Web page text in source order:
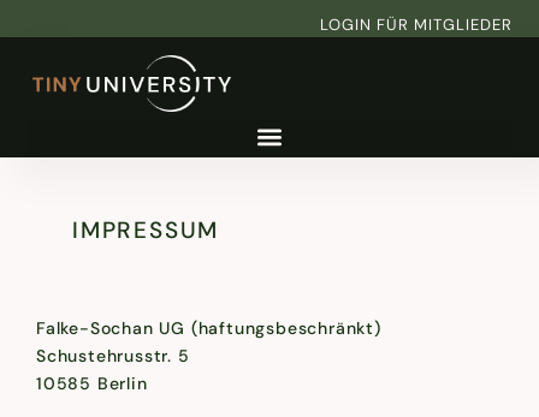
Inhalt
LOGIN FÜR MITGLIEDER
IMPRESSUM
Falke-Sochan UG (haftungsbeschränkt)
Schustehrusstr. 5
10585 Berlin